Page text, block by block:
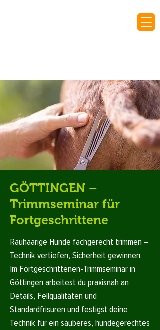
GÖTTINGEN –
Trimmseminar für
Fortgeschrittene
Rauhaarige Hunde fachgerecht trimmen –
Technik vertiefen, Sicherheit gewinnen.
Im Fortgeschrittenen-Trimmseminar in
Göttingen arbeitest du praxisnah an
Details, Fellqualitäten und
Standardfrisuren und festigst deine
Technik für ein sauberes, hundegerechtes